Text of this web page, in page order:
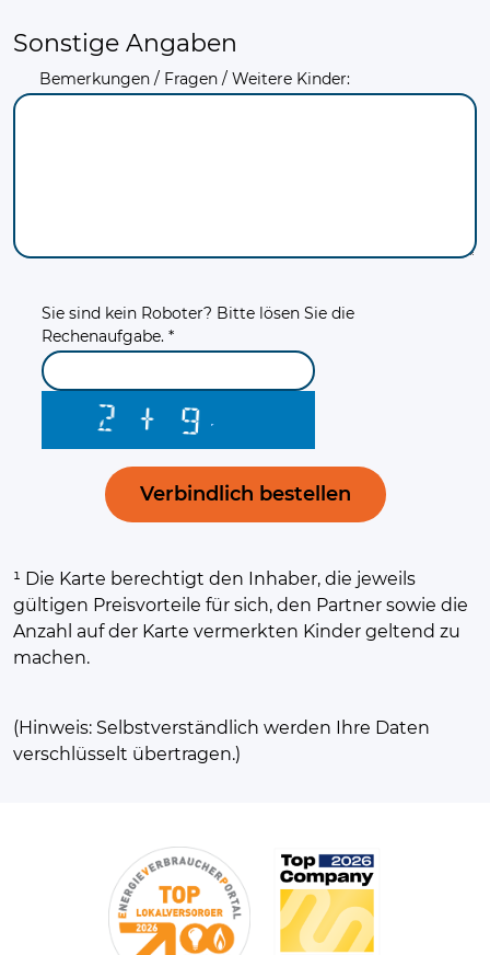
Sonstige Angaben
Bemerkungen / Fragen / Weitere Kinder:
Sie sind kein Roboter? Bitte lösen Sie die
Rechenaufgabe. *
Verbindlich bestellen
¹ Die Karte berechtigt den Inhaber, die jeweils
gültigen Preisvorteile für sich, den Partner sowie die
Anzahl auf der Karte vermerkten Kinder geltend zu
machen.
(Hinweis: Selbstverständlich werden Ihre Daten
verschlüsselt übertragen.)